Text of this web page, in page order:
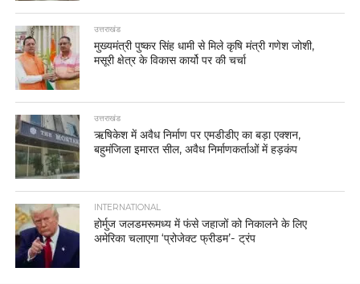
उत्तराखंड
मुख्यमंत्री पुष्कर सिंह धामी से मिले कृषि मंत्री गणेश जोशी,
मसूरी क्षेत्र के विकास कार्यो पर की चर्चा
उत्तराखंड
ऋषिकेश में अवैध निर्माण पर एमडीडीए का बड़ा एक्शन,
बहुमंजिला इमारत सील, अवैध निर्माणकर्ताओं में हड़कंप
INTERNATIONAL
होर्मुज जलडमरूमध्य में फंसे जहाजों को निकालने के लिए
अमेरिका चलाएगा ‘प्रोजेक्ट फ्रीडम’- ट्रंप